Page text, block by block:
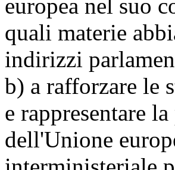
europea nel suo
quali materie
indirizzi
b) a rafforzare le
e rappresentare
dell'Unione